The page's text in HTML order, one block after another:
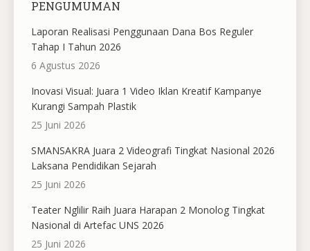
PENGUMUMAN
Laporan Realisasi Penggunaan Dana Bos Reguler
Tahap I Tahun 2026
6 Agustus 2026
Inovasi Visual: Juara 1 Video Iklan Kreatif Kampanye
Kurangi Sampah Plastik
25 Juni 2026
SMANSAKRA Juara 2 Videografi Tingkat Nasional 2026
Laksana Pendidikan Sejarah
25 Juni 2026
Teater Nglilir Raih Juara Harapan 2 Monolog Tingkat
Nasional di Artefac UNS 2026
25 Juni 2026